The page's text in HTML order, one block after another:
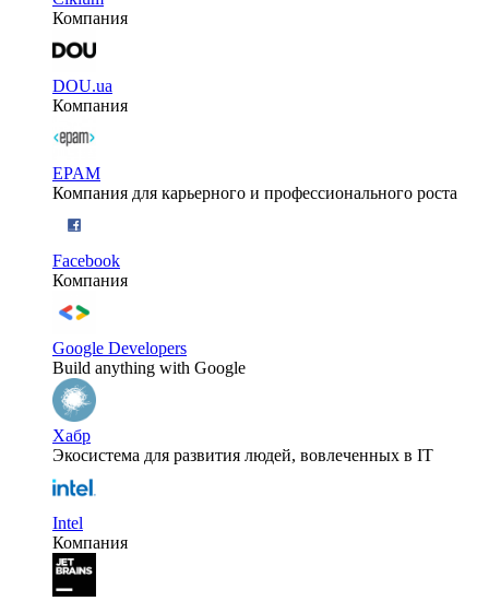
Компания
DOU.ua
Компания
EPAM
Компания для карьерного и профессионального роста
Facebook
Компания
Google Developers
Build anything with Google
Хабр
Экосистема для развития людей, вовлеченных в IT
Intel
Компания